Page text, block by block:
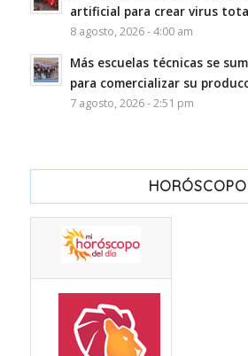
artificial para crear virus
8 agosto, 2026 - 4:00 am
Más escuelas técnicas se
para comercializar su
7 agosto, 2026 - 2:51 pm
HORÓSCOPO